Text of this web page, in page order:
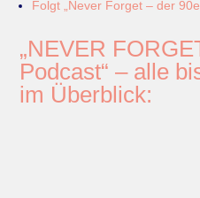
Folgt „Never Forget – der
„NEVER
Podcast“ – alle
im Überblick: